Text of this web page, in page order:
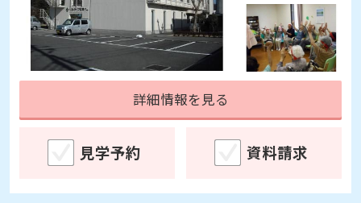
詳細情報を見る
見学予約 資料請求